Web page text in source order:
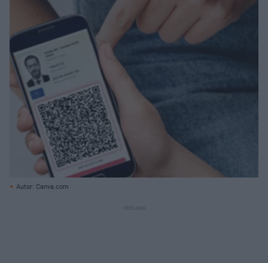
Autor: Canva.com